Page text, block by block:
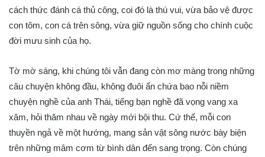
cách thức đánh cá thủ công, coi đó là thú vui, vừa bảo vệ được
con tôm, con cá trên sông, vừa giữ nguồn sống cho chính cuộc
đời mưu sinh của họ.
Tờ mờ sáng, khi chúng tôi vẫn đang còn mơ màng trong những
câu chuyện không đầu, không đuôi ẩn chứa bao nỗi niềm
chuyện nghề của anh Thái, tiếng bạn nghề đã vọng vang xa
xăm, hỏi thăm nhau về ngày mới bội thu. Cứ thế, mỗi con
thuyền ngả về một hướng, mang sản vật sông nước bày biện
trên những mâm cơm từ bình dân đến sang trọng. Còn chúng